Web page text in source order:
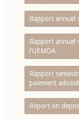
Rapport annuel
Rapport annuel
l'UEMOA
Rapport
paiement
Report on